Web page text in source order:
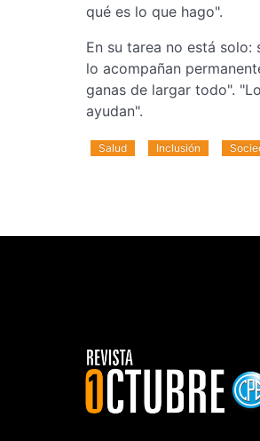
qué es lo que hago".
En su tarea no está solo:
lo acompañan
ganas de largar todo".
ayudan".
Salud Inclusión